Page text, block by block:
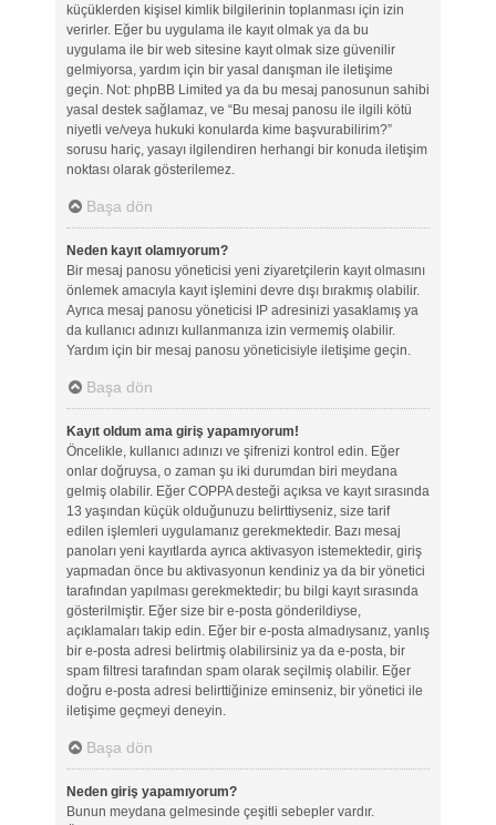
küçüklerden kişisel kimlik bilgilerinin toplanması için izin
verirler. Eğer bu uygulama ile kayıt olmak ya da bu
uygulama ile bir web sitesine kayıt olmak size güvenilir
gelmiyorsa, yardım için bir yasal danışman ile iletişime
geçin. Not: phpBB Limited ya da bu mesaj panosunun sahibi
yasal destek sağlamaz, ve “Bu mesaj panosu ile ilgili kötü
niyetli ve/veya hukuki konularda kime başvurabilirim?”
sorusu hariç, yasayı ilgilendiren herhangi bir konuda iletişim
noktası olarak gösterilemez.
Başa dön
Neden kayıt olamıyorum?
Bir mesaj panosu yöneticisi yeni ziyaretçilerin kayıt olmasını
önlemek amacıyla kayıt işlemini devre dışı bırakmış olabilir.
Ayrıca mesaj panosu yöneticisi IP adresinizi yasaklamış ya
da kullanıcı adınızı kullanmanıza izin vermemiş olabilir.
Yardım için bir mesaj panosu yöneticisiyle iletişime geçin.
Başa dön
Kayıt oldum ama giriş yapamıyorum!
Öncelikle, kullanıcı adınızı ve şifrenizi kontrol edin. Eğer
onlar doğruysa, o zaman şu iki durumdan biri meydana
gelmiş olabilir. Eğer COPPA desteği açıksa ve kayıt sırasında
13 yaşından küçük olduğunuzu belirttiyseniz, size tarif
edilen işlemleri uygulamanız gerekmektedir. Bazı mesaj
panoları yeni kayıtlarda ayrıca aktivasyon istemektedir, giriş
yapmadan önce bu aktivasyonun kendiniz ya da bir yönetici
tarafından yapılması gerekmektedir; bu bilgi kayıt sırasında
gösterilmiştir. Eğer size bir e-posta gönderildiyse,
açıklamaları takip edin. Eğer bir e-posta almadıysanız, yanlış
bir e-posta adresi belirtmiş olabilirsiniz ya da e-posta, bir
spam filtresi tarafından spam olarak seçilmiş olabilir. Eğer
doğru e-posta adresi belirttiğinize eminseniz, bir yönetici ile
iletişime geçmeyi deneyin.
Başa dön
Neden giriş yapamıyorum?
Bunun meydana gelmesinde çeşitli sebepler vardır.